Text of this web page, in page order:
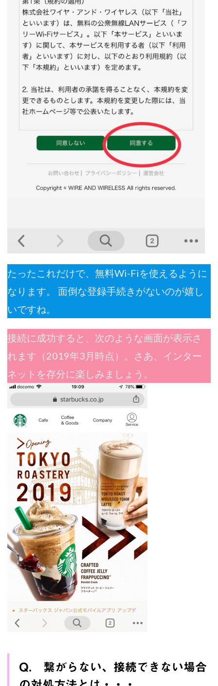
たったこれだけで、無料Wi-Fiを使えるように
なります。 面倒な登録手続きがないのが嬉し
いですね。
接続に成功すると、次のような画面が表示さ
れます（2019年3月時点）。さあ、インター
ネットを存分に楽しみましょう。
Q. 繋がらない、接続できない場合